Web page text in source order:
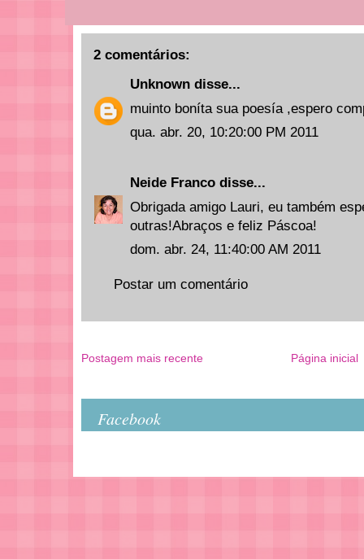
2 comentários:
Unknown disse...
muinto boníta sua poesía ,espero
qua. abr. 20, 10:20:00 PM 2011
Neide Franco disse...
Obrigada amigo Lauri, eu também
outras!Abraços e feliz Páscoa!
dom. abr. 24, 11:40:00 AM 2011
Postar um comentário
Postagem mais recente Página inicial
Facebook